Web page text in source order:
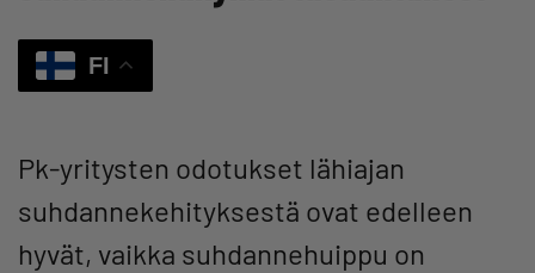
FI
Pk-yritysten odotukset lähiajan
suhdannekehityksestä ovat edelleen
hyvät, vaikka suhdannehuippu on